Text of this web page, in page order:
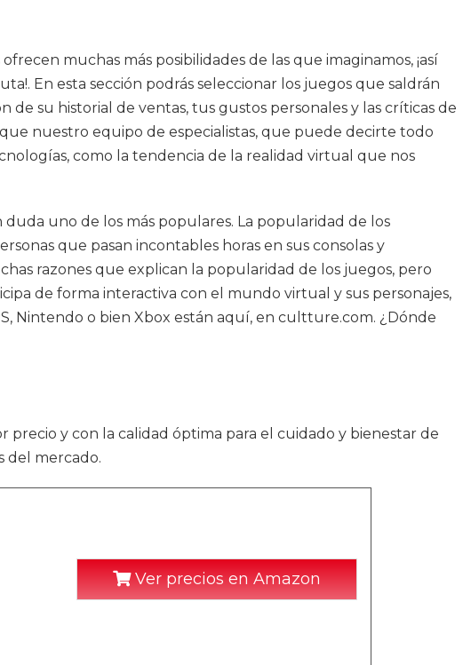
muchas más posibilidades de las que imaginamos, ¡así
En esta sección podrás seleccionar los juegos que saldrán
su historial de ventas, tus gustos personales y las críticas de
nuestro equipo de especialistas, que puede decirte todo
como la tendencia de la realidad virtual que nos
duda uno de los más populares. La popularidad de los
que pasan incontables horas en sus consolas y
razones que explican la popularidad de los juegos, pero
de forma interactiva con el mundo virtual y sus personajes,
Nintendo o bien Xbox están aquí, en cultture.com. ¿Dónde
precio y con la calidad óptima para el cuidado y bienestar de
del mercado.
Ver precios en Amazon